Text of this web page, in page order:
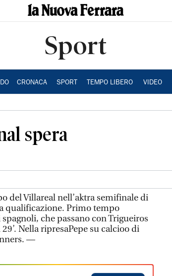
Sport
CRONACA SPORT TEMPO LIBERO VIDEO
spera
del Villareal nell’aktra semifinale di
qualificazione. Primo tempo
che passano con Trigueiros
Nella ripresaPepe su calcioo di
—